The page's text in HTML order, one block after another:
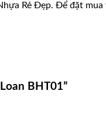
Rẻ Đẹp. Để đặt
BHT01”